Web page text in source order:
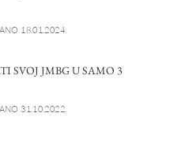
18.01.2024.
SVOJ JMBG U SAMO 3
31.10.2022.